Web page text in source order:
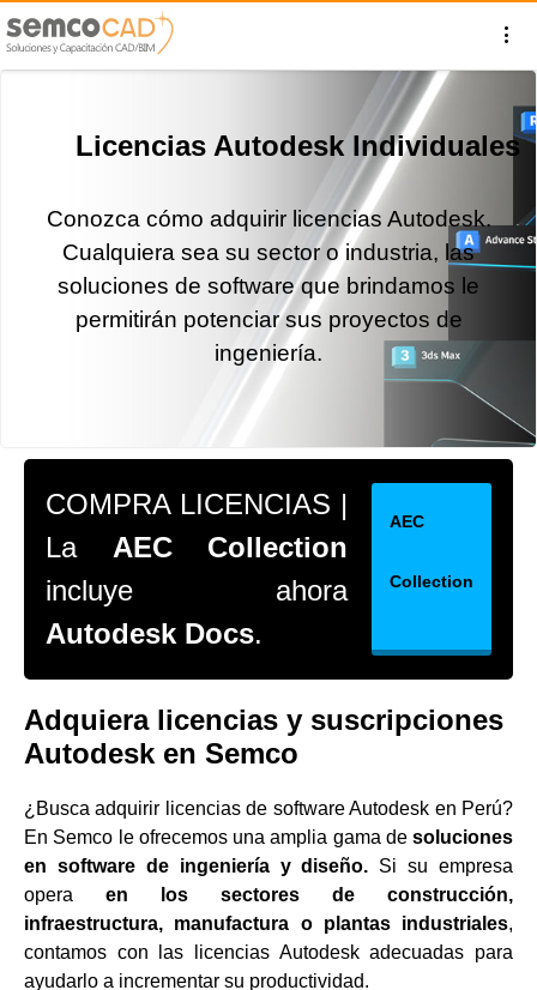
Licencias Autodesk Individuales
Conozca cómo adquirir licencias Autodesk.
Cualquiera sea su sector o industria, las
soluciones de software que brindamos le
permitirán potenciar sus proyectos de
ingeniería.
COMPRA LICENCIAS |
La AEC Collection
incluye ahora
Autodesk Docs.
AEC
Collection
Adquiera licencias y suscripciones
Autodesk en Semco
¿Busca adquirir licencias de software Autodesk en Perú?
En Semco le ofrecemos una amplia gama de soluciones
en software de ingeniería y diseño. Si su empresa
opera en los sectores de construcción,
infraestructura, manufactura o plantas industriales,
contamos con las licencias Autodesk adecuadas para
ayudarlo a incrementar su productividad.